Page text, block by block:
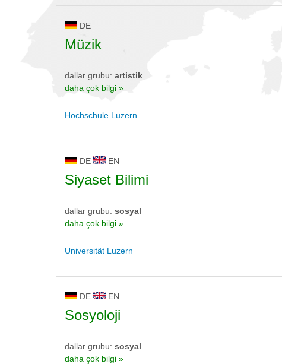
DE
Müzik
dallar grubu: artistik
daha çok bilgi »
Hochschule Luzern
DE EN
Siyaset Bilimi
dallar grubu: sosyal
daha çok bilgi »
Universität Luzern
DE EN
Sosyoloji
dallar grubu: sosyal
daha çok bilgi »